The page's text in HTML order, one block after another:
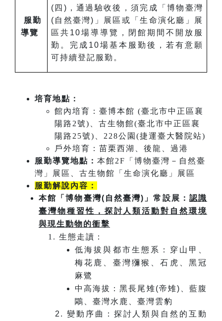
服勤
導覽
(四)，通過驗收後，須完成「博物臺灣
(自然臺灣)」展區或「生命演化廳」展
區共10場導導覽，閉館期間不開放服
勤。完成10場基本服勤後，若有意願
可持續登記服勤。
培育地點：
館內培育：臺博本館 (臺北市中正區襄
陽路2號)、古生物館(臺北市中正區襄
陽路25號)、228公園(捷運臺大醫院站)
戶外培育：苗栗西湖、後龍、過港
服勤導覽地點： 本館2F「博物臺灣－自然臺
灣」展區、古生物館「生命演化廳」展區
服勤解說內容：
本館「博物臺灣(自然臺灣)」常設展： 認識
臺灣物種習性，探討人類活動對自然環境
與現生動物的衝擊
生態走讀：
低海拔與都市生態系：穿山甲、
梅花鹿、臺灣獼猴、石虎、黑冠
麻鷺
中高海拔：黑長尾雉(帝雉)、藍腹
鷴、臺灣水鹿、臺灣雲豹
2. 變動序曲：探討人類與自然的互動